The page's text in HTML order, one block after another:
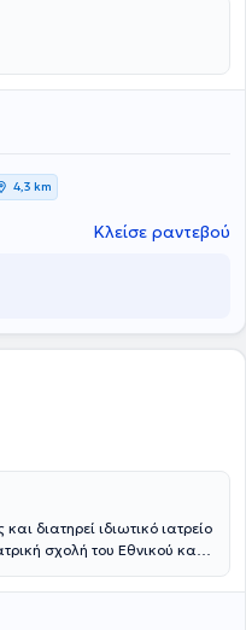
στην οστεοπόρωση, στα
παθήσεις των
και στα νοσήματα του
4,3 km
Κλείσε ραντεβού
διατηρεί ιδιωτικό ιατρείο
σχολή του Εθνικού και